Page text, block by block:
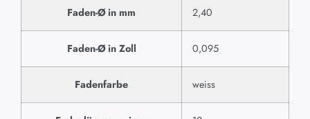
Faden-Ø in mm 2,40
Faden-Ø in Zoll 0,095
Fadenfarbe weiss